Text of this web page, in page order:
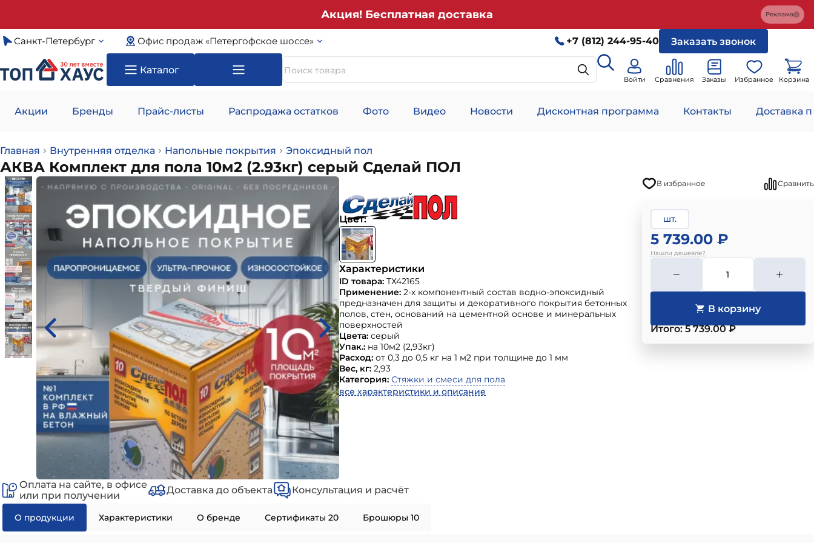
Акция! Бесплатная доставка Реклама
Санкт-Петербург Офис продаж «Петергофское шоссе» +7 (812) 244-95-40 Заказать звонок
Каталог
Войти Сравнения Заказы Избранное Корзина
Акции Бренды Прайс-листы Распродажа остатков Фото Видео Новости Дисконтная программа Контакты Доставка
Главная Внутренняя отделка Напольные покрытия Эпоксидный пол
АКВА Комплект для пола 10м2 (2.93кг) серый Сделай ПОЛ
В избранное Сравнить
Цвет:
Характеристики
ID товара: ТХ42165
Применение: 2-х компонентный состав водно-эпоксидный
предназначен для защиты и декоративного покрытия бетонных
полов, стен, оснований на цементной основе и минеральных
поверхностей
Цвета: серый
Упак.: на 10м2 (2,93кг)
Расход: от 0,3 до 0,5 кг на 1 м2 при толщине до 1 мм
Вес, кг: 2,93
Категория: Стяжки и смеси для пола
все характеристики и описание
шт.
5 739.00 ₽
Нашли дешевле?
Итого: 5 739.00 ₽
Оплата на сайте, в офисе
или при получении
Доставка до объекта Консультация и расчёт
О продукции Характеристики О бренде Сертификаты 20 Брошюры 10